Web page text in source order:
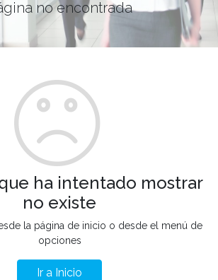
no encontrada
ha intentado mostrar
no existe
la página de inicio o desde el menú de
opciones
Ir a Inicio